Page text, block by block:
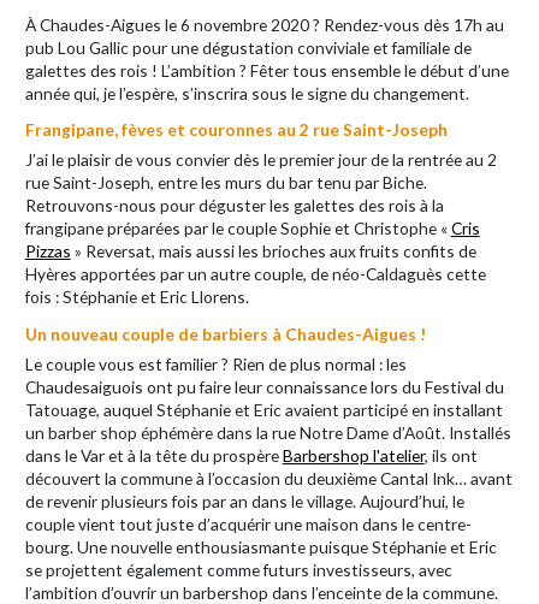
À Chaudes-Aigues le 6 novembre 2020 ? Rendez-vous dès 17h au
pub Lou Gallic pour une dégustation conviviale et familiale de
galettes des rois ! L’ambition ? Fêter tous ensemble le début d’une
année qui, je l’espère, s’inscrira sous le signe du changement.
Frangipane, fèves et couronnes au 2 rue Saint-Joseph
J’ai le plaisir de vous convier dès le premier jour de la rentrée au 2
rue Saint-Joseph, entre les murs du bar tenu par Biche.
Retrouvons-nous pour déguster les galettes des rois à la
frangipane préparées par le couple Sophie et Christophe «Cris
Pizzas » Reversat, mais aussi les brioches aux fruits confits de
Hyères apportées par un autre couple, de néo-Caldaguès cette
fois : Stéphanie et Eric Llorens.
Un nouveau couple de barbiers à Chaudes-Aigues !
Le couple vous est familier ? Rien de plus normal : les
Chaudesaiguois ont pu faire leur connaissance lors du Festival du
Tatouage, auquel Stéphanie et Eric avaient participé en installant
un barber shop éphémère dans la rue Notre Dame d’Août. Installés
dans le Var et à la tête du prospèreBarbershop l'atelier, ils ont
découvert la commune à l’occasion du deuxième Cantal Ink… avant
de revenir plusieurs fois par an dans le village. Aujourd’hui, le
couple vient tout juste d’acquérir une maison dans le centre-
bourg. Une nouvelle enthousiasmante puisque Stéphanie et Eric
se projettent également comme futurs investisseurs, avec
l’ambition d’ouvrir un barbershop dans l’enceinte de la commune.